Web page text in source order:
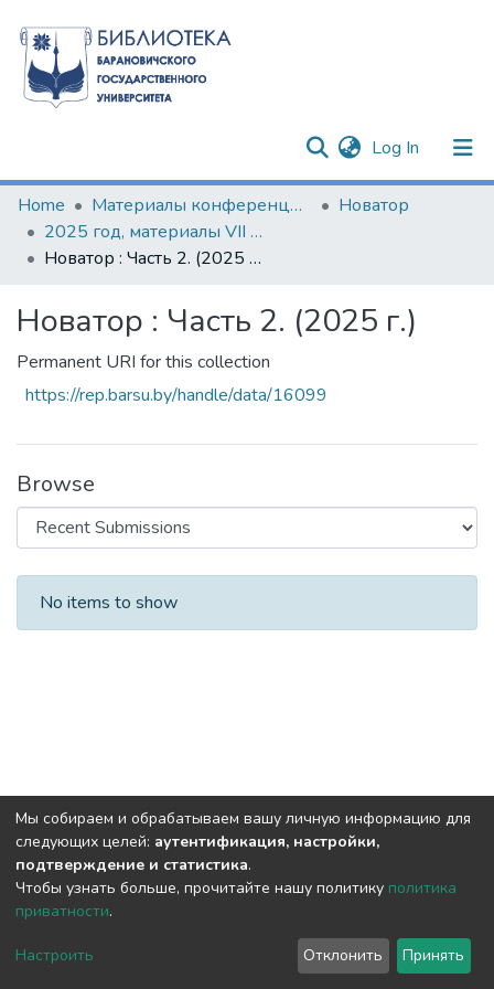
Log In (current)
Communities & Collections
All of DSpace
Home Материалы конференций и семинаров
Новатор
2025 год, материалы VII Барановичского научно-образовательного форума
Новатор : Часть 2. (2025 г.)
Новатор : Часть 2. (2025 г.)
Permanent URI for this collection
https://rep.barsu.by/handle/data/16099
Browse
Recent Submissions
No items to show
Cookie
End User
Agreement
Send
Feedback
Мы собираем и обрабатываем вашу личную информацию для
следующих целей: аутентификация, настройки,
подтверждение и статистика.
Чтобы узнать больше, прочитайте нашу политику политика
приватности.
Настроить Отклонить Принять